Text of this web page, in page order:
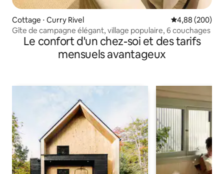
Cottage ⋅ Curry Rivel Évaluation
4,88 (200)
Gîte de campagne élégant, village populaire, 6 couchages
Le confort d'un chez-soi et des tarifs
mensuels avantageux